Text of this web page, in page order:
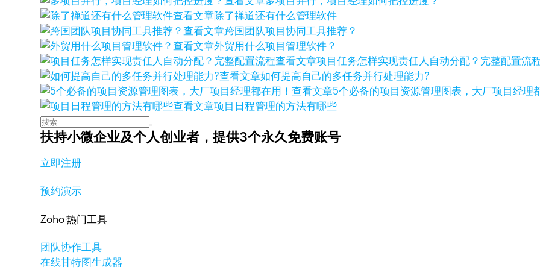
查看文章除了禅道还有什么管理软件
查看文章跨国团队项目协同工具推荐？
查看文章外贸用什么项目管理软件？
查看文章项目任务怎样实现责任人自动分配？完整配置流
查看文章如何提高自己的多任务并行处理能力?
查看文章5个必备的项目资源管理图表，大厂项目经理
查看文章项目日程管理的方法有哪些
扶持小微企业及个人创业者，提供3个永久免费账号
立即注册
预约演示
Zoho 热门工具
团队协作工具
在线甘特图生成器